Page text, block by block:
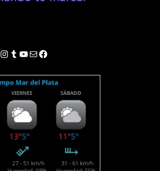
Instagram
Tumblr
YouTube
Correo electrónico
Facebook